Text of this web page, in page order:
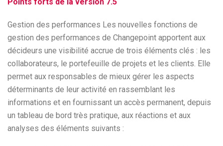
Gestion des performances Les nouvelles fonctions de
gestion des performances de Changepoint apportent aux
décideurs une visibilité accrue de trois éléments clés : les
collaborateurs, le portefeuille de projets et les clients. Elle
permet aux responsables de mieux gérer les aspects
déterminants de leur activité en rassemblant les
informations et en fournissant un accès permanent, depuis
un tableau de bord très pratique, aux réactions et aux
analyses des éléments suivants :